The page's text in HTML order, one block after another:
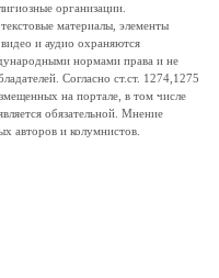
организации.
материалы, элементы
и аудио охраняются
нормами права и не
Согласно ст.ст. 1274,1275
на портале, в том числе
обязательной. Мнение
авторов и колумнистов.